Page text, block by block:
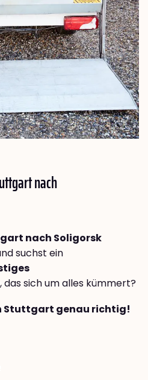
nach
nach Soligorsk
suchst ein
, das sich um alles kümmert?
Stuttgart genau richtig!